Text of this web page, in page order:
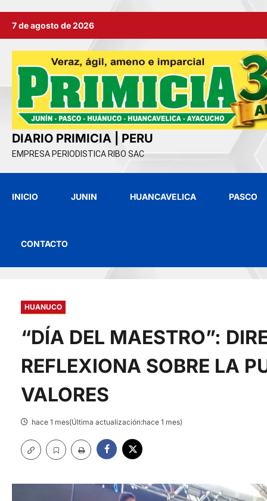
7 de agosto de 2026
DIARIO PRIMICIA | PERU
EMPRESA PERIODISTICA RIBO SAC
INICIO JUNIN HUANCAVELICA PASCO
CONTACTO
HUANUCO
​“DÍA DEL MAESTRO”:
REFLEXIONA SOBRE LA
VALORES
hace 1 mes(Última actualización:hace 1 mes)